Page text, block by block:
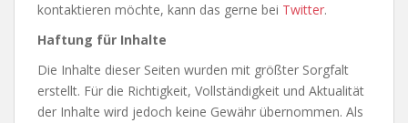
kontaktieren möchte, kann das gerne bei Twitter.
Haftung für Inhalte
Die Inhalte dieser Seiten wurden mit größter Sorgfalt
erstellt. Für die Richtigkeit, Vollständigkeit und Aktualität
der Inhalte wird jedoch keine Gewähr übernommen. Als